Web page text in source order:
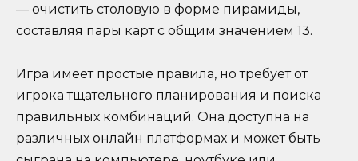
— очистить столовую в форме пирамиды,
составляя пары карт с общим значением 13.
Игра имеет простые правила, но требует от
игрока тщательного планирования и поиска
правильных комбинаций. Она доступна на
различных онлайн платформах и может быть